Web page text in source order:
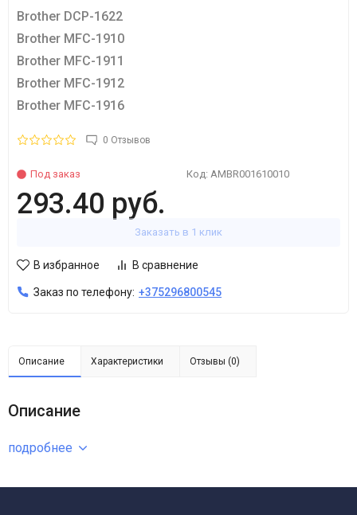
Brother DCP-1622
Brother MFC-1910
Brother MFC-1911
Brother MFC-1912
Brother MFC-1916
0 Отзывов
Под заказ Код: AMBR001610010
293.40 руб.
Заказать в 1 клик
В избранное В сравнение
Заказ по телефону: +375296800545
Описание Характеристики Отзывы (0)
Описание
подробнее